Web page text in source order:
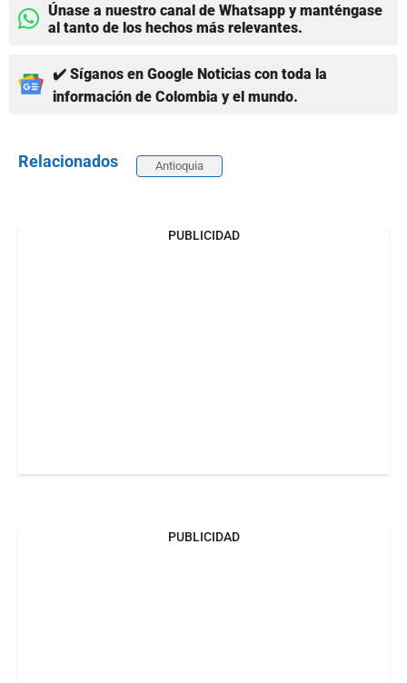
Únase a nuestro canal de Whatsapp y manténgase
al tanto de los hechos más relevantes.
✔️ Síganos en Google Noticias con toda la
información de Colombia y el mundo.
Relacionados Antioquia
PUBLICIDAD
PUBLICIDAD